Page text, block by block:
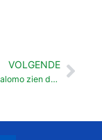
VOLGENDE
1 Keunenks Salomo zien dood (11:41-43)